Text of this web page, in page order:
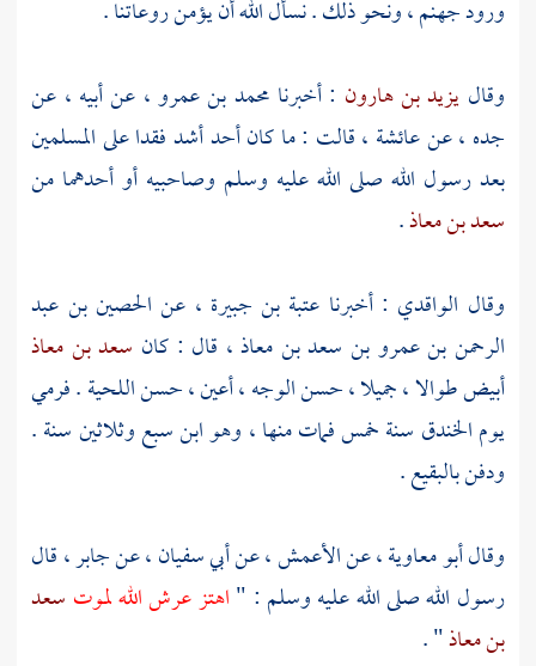
ورود جهنم ، ونحو ذلك . نسأل الله أن يؤمن روعاتنا .
وقال يزيد بن هارون : أخبرنا محمد بن عمرو ، عن أبيه ، عن
جده ، عنعائشة ،قالت : ما كان أحد أشد فقدا على المسلمين
بعد رسول الله صلى الله عليه وسلم وصاحبيه أو أحدهما من
سعد بن معاذ.
وقال الواقدي : أخبرنا عتبة بن جبيرة ، عن الحصين بن عبد
الرحمن بن عمرو بن سعد بن معاذ ، قال : كان سعد بن معاذ
أبيض طوالا ، جميلا ، حسن الوجه ، أعين ، حسن اللحية . فرمي
يوم الخندق سنة خمس فمات منها ، وهو ابن سبع وثلاثين سنة .
ودفنبالبقيع.
وقالأبو معاوية ،عنالأعمش ،عنأبي سفيان ،عنجابر ،قال
رسول الله صلى الله عليه وسلم : "اهتز عرش الله لموت سعد
بن معاذ" .